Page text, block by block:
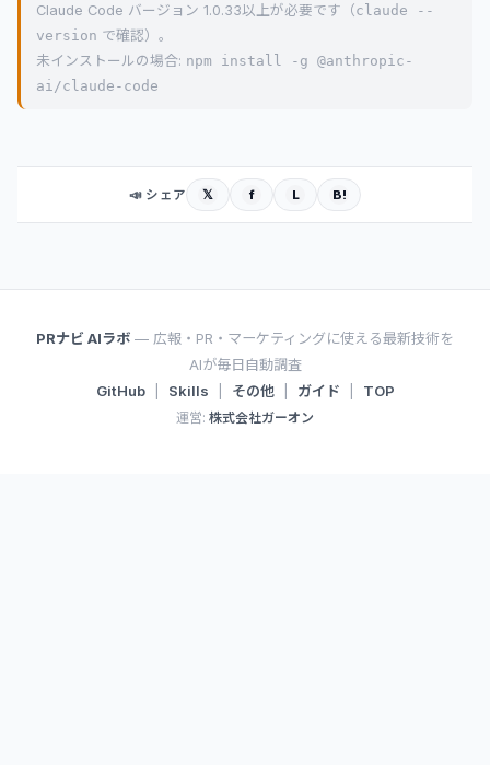
Claude Code バージョン 1.0.33以上が必要です（claude --
version で確認）。
未インストールの場合: npm install -g @anthropic-
ai/claude-code
📣 シェア 𝕏 f L B!
PRナビ AIラボ — 広報・PR・マーケティングに使える最新技術を
AIが毎日自動調査
GitHub| Skills その他| ガイド TOP
運営: 株式会社ガーオン